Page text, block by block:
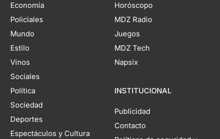
Economía
Policiales
Mundo
Estilo
Vinos
Sociales
Política
Sociedad
Deportes
Espectáculos y Cultura
Horóscopo
MDZ Radio
Juegos
MDZ Tech
Napsix
INSTITUCIONAL
Publicidad
Contacto